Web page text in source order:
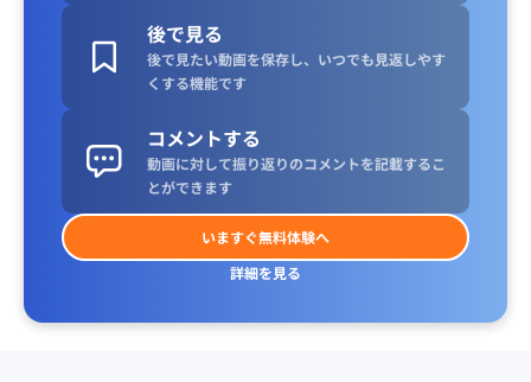
後で見る
後で見たい動画を保存し、いつでも見返しやす
くする機能です
コメントする
動画に対して振り返りのコメントを記載するこ
とができます
いますぐ無料体験へ
詳細を見る